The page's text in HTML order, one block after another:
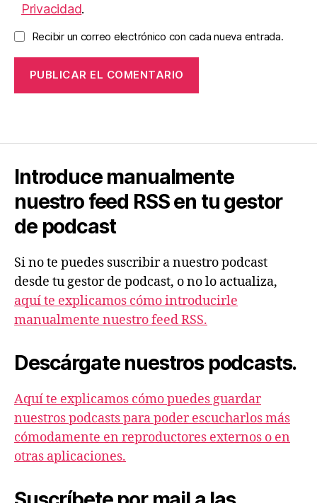
Privacidad.
Recibir un correo electrónico con cada nueva entrada.
Introduce manualmente
nuestro feed RSS en tu gestor
de podcast
Si no te puedes suscribir a nuestro podcast
desde tu gestor de podcast, o no lo actualiza,
aquí te explicamos cómo introducirle
manualmente nuestro feed RSS.
Descárgate nuestros podcasts.
Aquí te explicamos cómo puedes guardar
nuestros podcasts para poder escucharlos más
cómodamente en reproductores externos o en
otras aplicaciones.